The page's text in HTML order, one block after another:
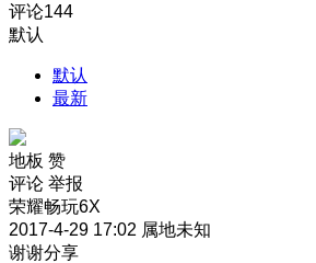
评论144
默认
默认
最新
地板 赞
评论 举报
荣耀畅玩6X
2017-4-29 17:02 属地未知
谢谢分享